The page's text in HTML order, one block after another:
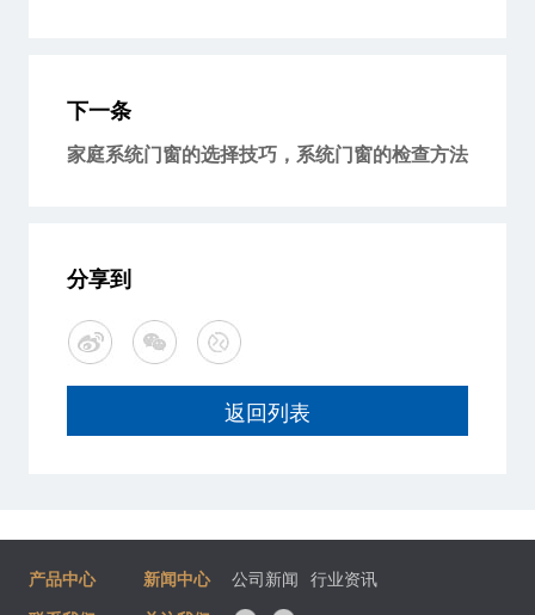
下一条
家庭系统门窗的选择技巧，系统门窗的检查方法
分享到
返回列表
产品中心 新闻中心 公司新闻 行业资讯